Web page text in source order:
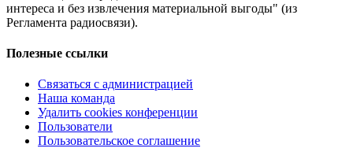
интереса и без извлечения материальной выгоды" (из
Регламента радиосвязи).
Полезные ссылки
Связаться с администрацией
Наша команда
Удалить cookies конференции
Пользователи
Пользовательское соглашение